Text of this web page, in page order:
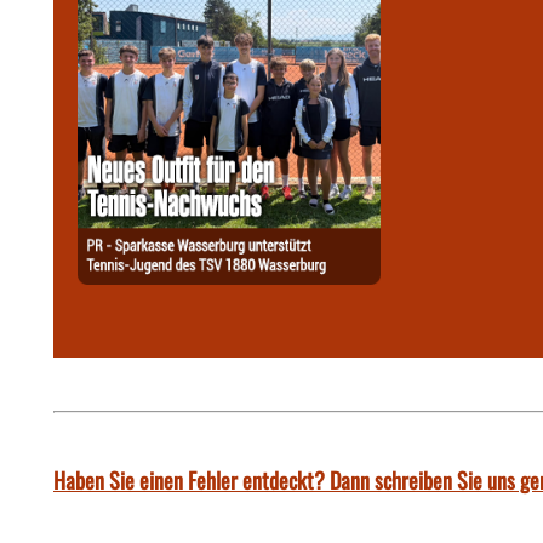
Haben Sie einen Fehler entdeckt? Dann schreiben Sie uns